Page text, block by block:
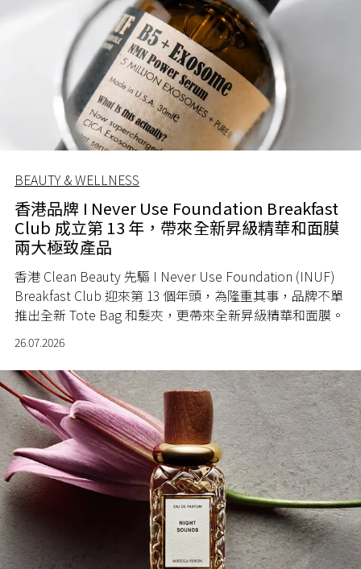
BEAUTY & WELLNESS
香港品牌 I Never Use Foundation Breakfast
Club 成立第 13 年，帶來全新昇級精華和面膜
兩大極致產品
香港 Clean Beauty 先驅 I Never Use Foundation (INUF)
Breakfast Club 迎來第 13 個年頭，為隆重其事，品牌不單
推出全新 Tote Bag 和髮夾，更帶來全新昇級精華和面膜。
26.07.2026